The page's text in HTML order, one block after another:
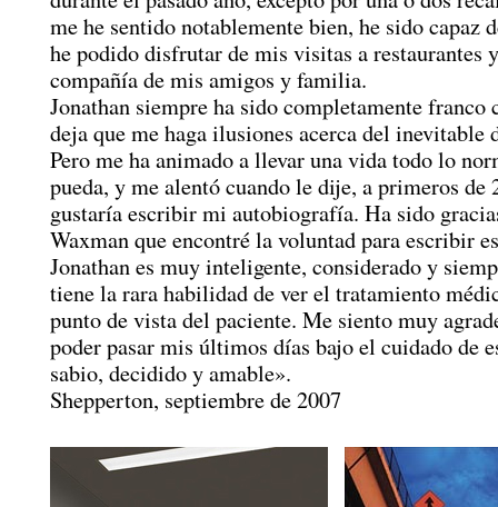
me he sentido notablemente bien, he sido capaz
he podido disfrutar de mis visitas a restaurantes
compañía de mis amigos y familia.
Jonathan siempre ha sido completamente franco
deja que me haga ilusiones acerca del inevitable
Pero me ha animado a llevar una vida todo lo
pueda, y me alentó cuando le dije, a primeros de
gustaría escribir mi autobiografía. Ha sido
Waxman que encontré la voluntad para escribir
Jonathan es muy inteligente, considerado y
tiene la rara habilidad de ver el tratamiento
punto de vista del paciente. Me siento muy
poder pasar mis últimos días bajo el cuidado de
sabio, decidido y amable».
Shepperton, septiembre de 2007